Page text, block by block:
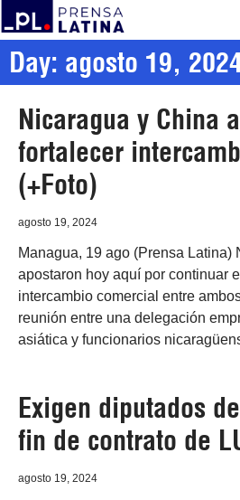
Day: agosto 19,
Nicaragua y China
fortalecer
(+Foto)
agosto 19, 2024
Managua, 19 ago (Prensa Latina)
apostaron hoy aquí por continuar
intercambio comercial entre
reunión entre una delegación
asiática y funcionarios
Exigen diputados
fin de contrato de
agosto 19, 2024